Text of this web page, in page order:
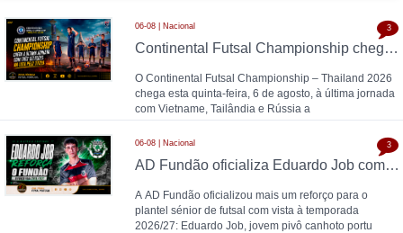
06-08 | Nacional
Continental Futsal Championship chega à última jornada com três seleções na luta pelo título
O Continental Futsal Championship – Thailand 2026
chega esta quinta-feira, 6 de agosto, à última jornada
com Vietname, Tailândia e Rússia a
3
06-08 | Nacional
AD Fundão oficializa Eduardo Job como reforço para 2026/27
A AD Fundão oficializou mais um reforço para o
plantel sénior de futsal com vista à temporada
2026/27: Eduardo Job, jovem pivô canhoto portu
3